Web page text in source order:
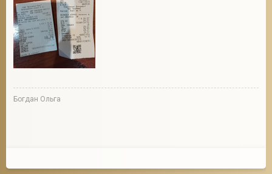
Богдан Ольга